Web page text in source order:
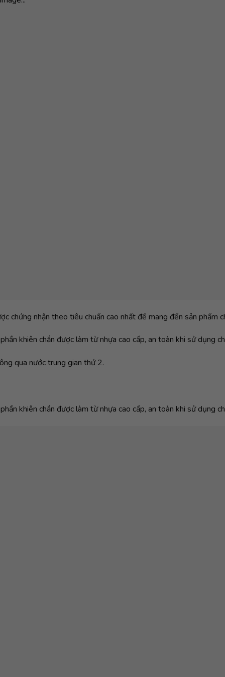
chứng nhận theo tiêu chuẩn cao nhất để mang đến sản phẩm
khiên chắn được làm từ nhựa cao cấp, an toàn khi sử dụng
qua nước trung gian thứ 2.
khiên chắn được làm từ nhựa cao cấp, an toàn khi sử dụng